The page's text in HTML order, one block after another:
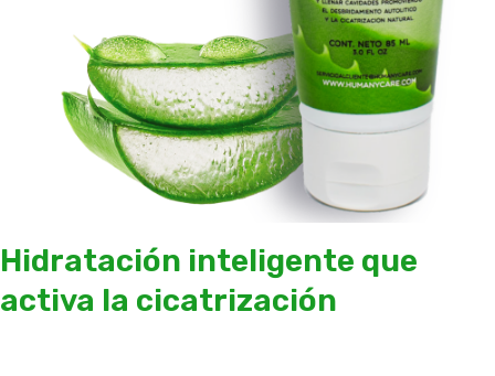
Hidratación inteligente que
activa la cicatrización